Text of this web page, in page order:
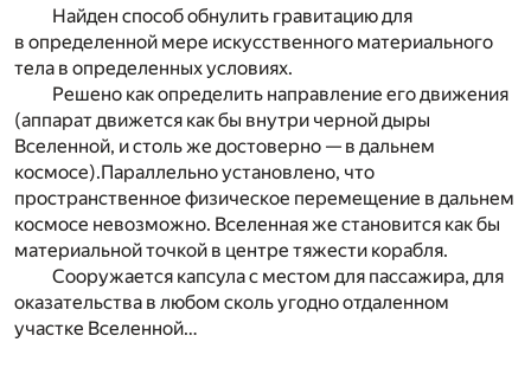
Найден способ обнулить гравитацию для
в определенной мере искусственного материального
тела в определенных условиях.
Решено как определить направление его движения
(аппарат движется как бы внутри черной дыры
Вселенной, и столь же достоверно — в дальнем
космосе).Параллельно установлено, что
пространственное физическое перемещение в дальнем
космосе невозможно. Вселенная же становится как бы
материальной точкой в центре тяжести корабля.
Сооружается капсула с местом для пассажира, для
оказательства в любом сколь угодно отдаленном
участке Вселенной…